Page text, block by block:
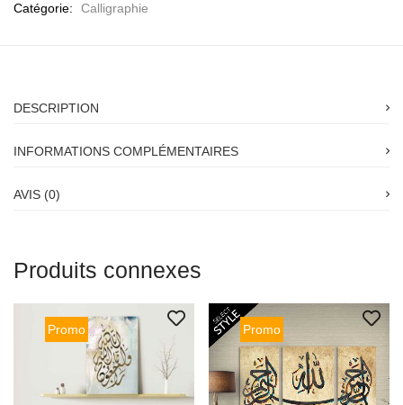
Catégorie:
Calligraphie
DESCRIPTION
INFORMATIONS COMPLÉMENTAIRES
AVIS (0)
Produits connexes
Promo Promo